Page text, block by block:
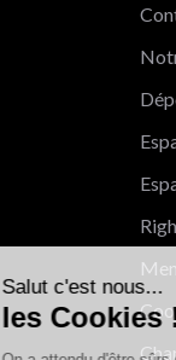
Salut c'est
les